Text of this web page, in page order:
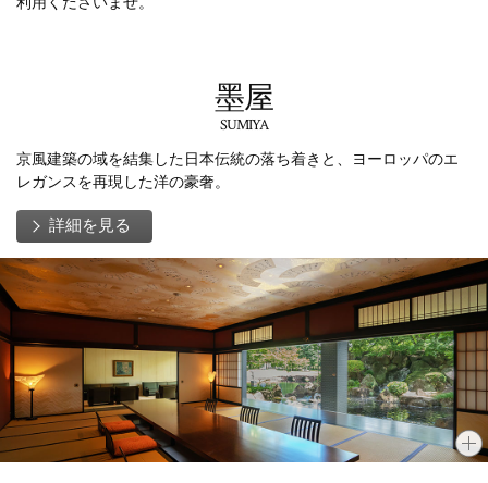
墨屋
SUMIYA
京風建築の域を結集した日本伝統の落ち着きと、ヨーロッパのエ
レガンスを再現した洋の豪奢。
詳細を見る